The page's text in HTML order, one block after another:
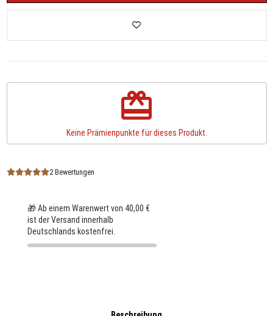
redeem
Keine Prämienpunkte für dieses Produkt.
2 Bewertungen
🎁 Ab einem Warenwert von 40,00 €
ist der Versand innerhalb
Deutschlands kostenfrei.